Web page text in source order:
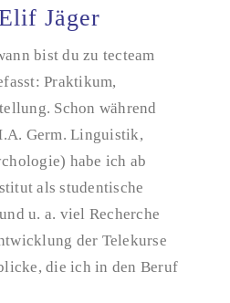
an Elif Jäger
Jäger
bist du zu tecteam
Praktikum,
Schon während
Germ. Linguistik,
habe ich ab
als studentische
u. a. viel Recherche
der Telekurse
die ich in den Beruf